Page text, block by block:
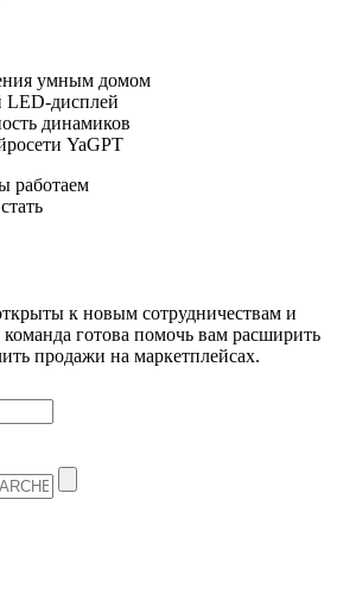
умным домом
дисплей
динамиков
YaGPT
работаем
к новым сотрудничествам и
готова помочь вам расширить
продажи на маркетплейсах.